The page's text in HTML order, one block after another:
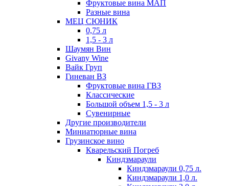
Фруктовые вина МАП
Разные вина
МЕЦ СЮНИК
0,75 л
1,5 - 3 л
Шаумян Вин
Givany Wine
Вайк Груп
Гиневан ВЗ
Фруктовые вина ГВЗ
Классические
Большой объем 1,5 - 3 л
Сувенирные
Другие производители
Миниатюрные вина
Грузинское вино
Кварельский Погреб
Киндзмараули
Киндзмараули 0,75 л.
Киндзмараули 1,0 л.